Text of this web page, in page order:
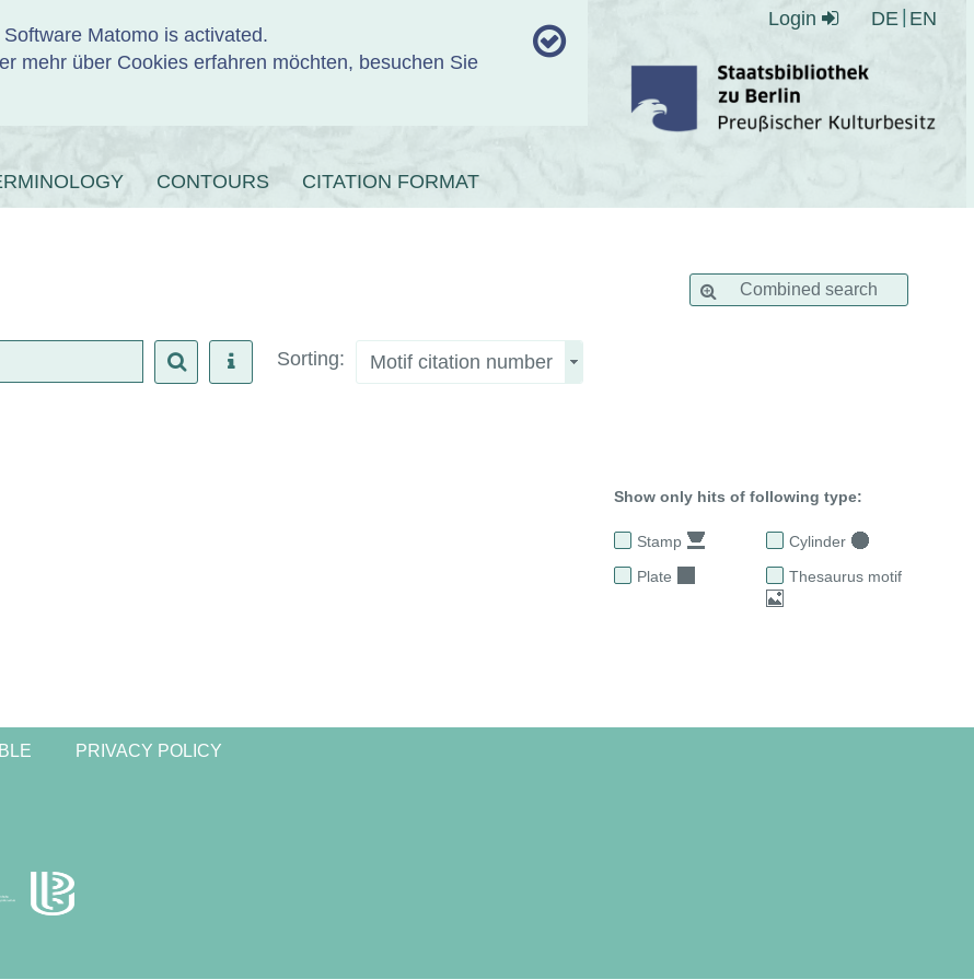
Matomo is activated.
mehr über Cookies erfahren möchten, besuchen Sie
Login DE EN
CONTOURS CITATION FORMAT
Combined search
Sorting: Motif citation number
Show only hits of following type:
Stamp
Cylinder
Plate
Thesaurus motif
PRIVACY POLICY